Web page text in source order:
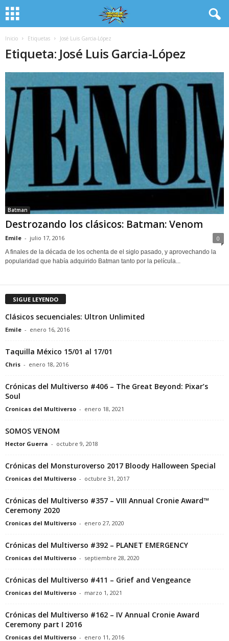
Inicio Etiquetas José Luis Garcia-López
Etiqueta: José Luis Garcia-López
Batman
Destrozando los clásicos: Batman: Venom
Emile - julio 17, 2016 0
A finales de la década de los ochenta de el siglo pasado, y aprovechando la
popularidad que había adquirido Batman tanto por la película...
SIGUE LEYENDO
Clásicos secuenciales: Ultron Unlimited
Emile - enero 16, 2016
Taquilla México 15/01 al 17/01
Chris - enero 18, 2016
Crónicas del Multiverso #406 – The Great Beyond: Pixar’s
Soul
Cronicas del Multiverso - enero 18, 2021
SOMOS VENOM
Hector Guerra - octubre 9, 2018
Crónicas del Monsturoverso 2017 Bloody Halloween Special
Cronicas del Multiverso - octubre 31, 2017
Crónicas del Multiverso #357 – VIII Annual Cronie Award™
Ceremony 2020
Cronicas del Multiverso - enero 27, 2020
Crónicas del Multiverso #392 – PLANET EMERGENCY
Cronicas del Multiverso - septiembre 28, 2020
Crónicas del Multiverso #411 – Grief and Vengeance
Cronicas del Multiverso - marzo 1, 2021
Crónicas del Multiverso #162 – IV Annual Cronie Award
Ceremony part I 2016
Cronicas del Multiverso - enero 11, 2016